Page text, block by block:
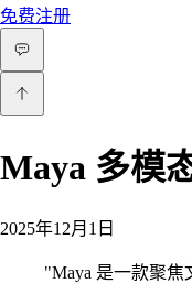
免费注册
Maya 多模
2025年12月1日
"Maya 是一款聚